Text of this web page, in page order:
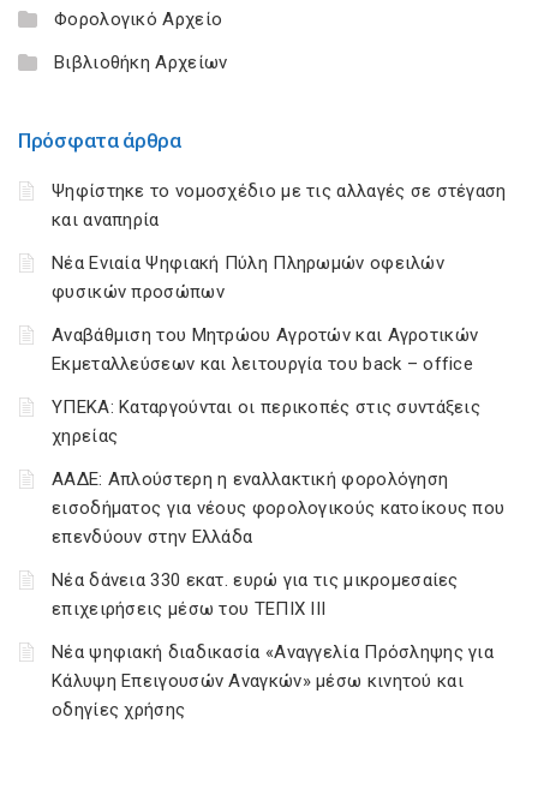
Φορολογικό Αρχείο
Βιβλιοθήκη Αρχείων
Πρόσφατα άρθρα
Ψηφίστηκε το νομοσχέδιο με τις αλλαγές σε στέγαση
και αναπηρία
Νέα Ενιαία Ψηφιακή Πύλη Πληρωμών οφειλών
φυσικών προσώπων
Αναβάθμιση του Μητρώου Αγροτών και Αγροτικών
Εκμεταλλεύσεων και λειτουργία του back – office
ΥΠΕΚΑ: Καταργούνται οι περικοπές στις συντάξεις
χηρείας
ΑΑΔΕ: Απλούστερη η εναλλακτική φορολόγηση
εισοδήματος για νέους φορολογικούς κατοίκους που
επενδύουν στην Ελλάδα
Νέα δάνεια 330 εκατ. ευρώ για τις μικρομεσαίες
επιχειρήσεις μέσω του ΤΕΠΙΧ ΙΙΙ
Νέα ψηφιακή διαδικασία «Αναγγελία Πρόσληψης για
Κάλυψη Επειγουσών Αναγκών» μέσω κινητού και
οδηγίες χρήσης